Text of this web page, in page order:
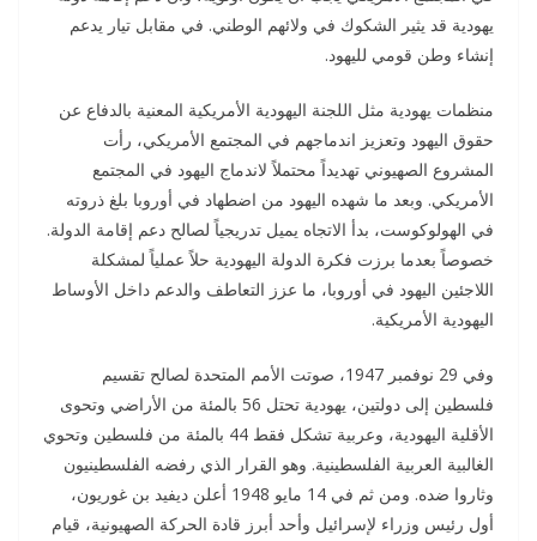
يهودية قد يثير الشكوك في ولائهم الوطني. في مقابل تيار يدعم
إنشاء وطن قومي لليهود.
منظمات يهودية مثل اللجنة اليهودية الأمريكية المعنية بالدفاع عن
حقوق اليهود وتعزيز اندماجهم في المجتمع الأمريكي، رأت
المشروع الصهيوني تهديداً محتملاً لاندماج اليهود في المجتمع
الأمريكي. وبعد ما شهده اليهود من اضطهاد في أوروبا بلغ ذروته
في الهولوكوست، بدأ الاتجاه يميل تدريجياً لصالح دعم إقامة الدولة.
خصوصاً بعدما برزت فكرة الدولة اليهودية حلاً عملياً لمشكلة
اللاجئين اليهود في أوروبا، ما عزز التعاطف والدعم داخل الأوساط
اليهودية الأمريكية.
وفي 29 نوفمبر 1947، صوتت الأمم المتحدة لصالح تقسيم
فلسطين إلى دولتين، يهودية تحتل 56 بالمئة من الأراضي وتحوى
الأقلية اليهودية، وعربية تشكل فقط 44 بالمئة من فلسطين وتحوي
الغالبية العربية الفلسطينية. وهو القرار الذي رفضه الفلسطينيون
وثاروا ضده. ومن ثم في 14 مايو 1948 أعلن ديفيد بن غوريون،
أول رئيس وزراء لإسرائيل وأحد أبرز قادة الحركة الصهيونية، قيام